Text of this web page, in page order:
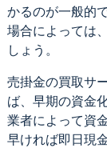
かるのが一般的で
場合によっては
しょう。
売掛金の買取サ
ば、早期の資金
業者によって資
早ければ即日現